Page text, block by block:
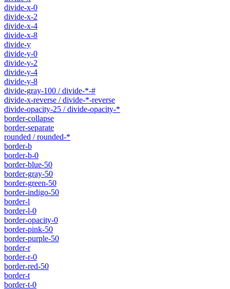
divide-x-0
divide-x-2
divide-x-4
divide-x-8
divide-y
divide-y-0
divide-y-2
divide-y-4
divide-y-8
divide-gray-100 / divide-*-#
divide-x-reverse / divide-*-reverse
divide-opacity-25 / divide-opacity-*
border-collapse
border-separate
rounded / rounded-*
border-b
border-b-0
border-blue-50
border-gray-50
border-green-50
border-indigo-50
border-l
border-l-0
border-opacity-0
border-pink-50
border-purple-50
border-r
border-r-0
border-red-50
border-t
border-t-0